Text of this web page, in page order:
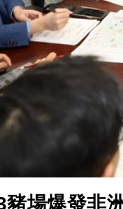
豬場爆發非